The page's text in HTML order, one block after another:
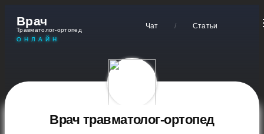
Врач
Травматолог-ортопед
ОНЛАЙН
Чат / Статьи
Врач травматолог-ортопед